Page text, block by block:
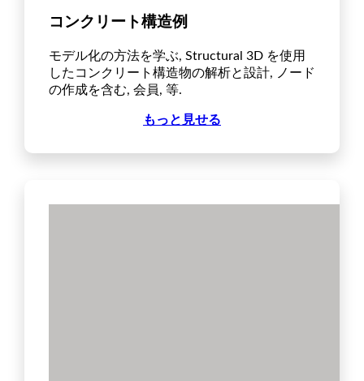
コンクリート構造例
モデル化の方法を学ぶ, Structural 3D を使用
したコンクリート構造物の解析と設計, ノード
の作成を含む, 会員, 等.
もっと見せる